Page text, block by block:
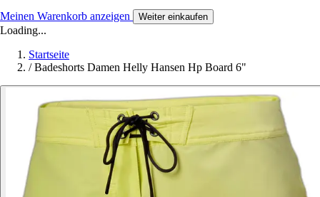
Meinen Warenkorb anzeigen Weiter einkaufen
Loading...
Startseite
/ Badeshorts Damen Helly Hansen Hp Board 6"